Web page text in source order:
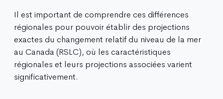
Il est important de comprendre ces différences
régionales pour pouvoir établir des projections
exactes du changement relatif du niveau de la mer
au Canada (RSLC), où les caractéristiques
régionales et leurs projections associées varient
significativement.